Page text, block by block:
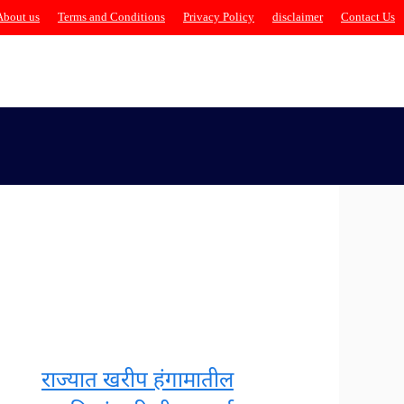
us Terms and Conditions Privacy Policy disclaimer Contact Us
राज्यात खरीप हंगामातील